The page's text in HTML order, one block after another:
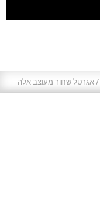
/ אגרטל שחור מעוצב אלה